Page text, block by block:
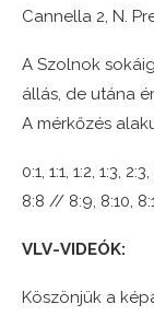
Cannella 2, N.
A Szolnok
állás, de utána
A mérkőzés
0:1, 1:1, 1:2, 1:3,
8:8 // 8:9, 8:10,
VLV-VIDEÓK:
Köszönjük a